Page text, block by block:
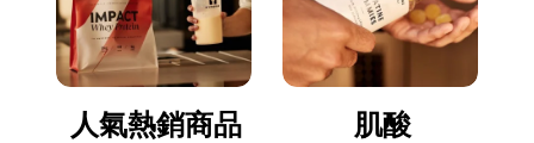
人氣熱銷商品 肌酸